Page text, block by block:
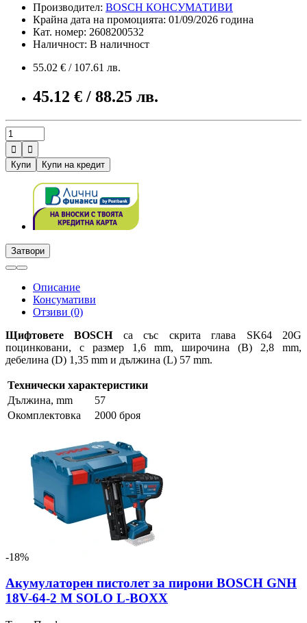
Производител: BOSCH КОНСУМАТИВИ
Крайна дата на промоцията: 01/09/2026 година
Кат. номер: 2608200532
Наличност: В наличност
55.02 € / 107.61 лв.
45.12 € / 88.25 лв.


Купи
Купи на кредит
Затвори
Описание
Консумативи
Отзиви (0)
Щифтовете BOSCHса със скрита глава SK64 20G
поцинковани, с размер 1,6 mm, широчина (B) 2,8 mm,
дебелина (D) 1,35 mm и дължина (L) 57 mm.
Технически характеристики
Дължина, mm
57
Окомплектовка
2000 броя
-18%
Акумулаторен пистолет за пирони BOSCH GNH
18V-64-2 M SOLO L-BOXX